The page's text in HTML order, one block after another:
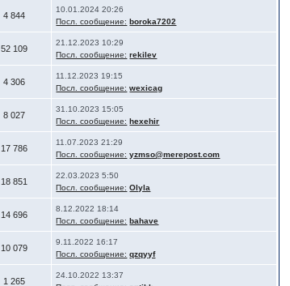
4 844
10.01.2024 20:26
Посл. сообщение: boroka7202
52 109
21.12.2023 10:29
Посл. сообщение: rekilev
4 306
11.12.2023 19:15
Посл. сообщение: wexicag
8 027
31.10.2023 15:05
Посл. сообщение: hexehir
17 786
11.07.2023 21:29
Посл. сообщение: yzmso@merepost.com
18 851
22.03.2023 5:50
Посл. сообщение: Olyla
14 696
8.12.2022 18:14
Посл. сообщение: bahave
10 079
9.11.2022 16:17
Посл. сообщение: qzqyyf
1 265
24.10.2022 13:37